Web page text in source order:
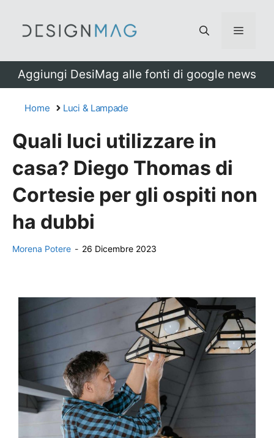
Menu
Aggiungi DesiMag alle fonti di google news
Home Luci & Lampade
Quali luci utilizzare in
casa? Diego Thomas di
Cortesie per gli ospiti non
ha dubbi
Morena Potere - 26 Dicembre 2023